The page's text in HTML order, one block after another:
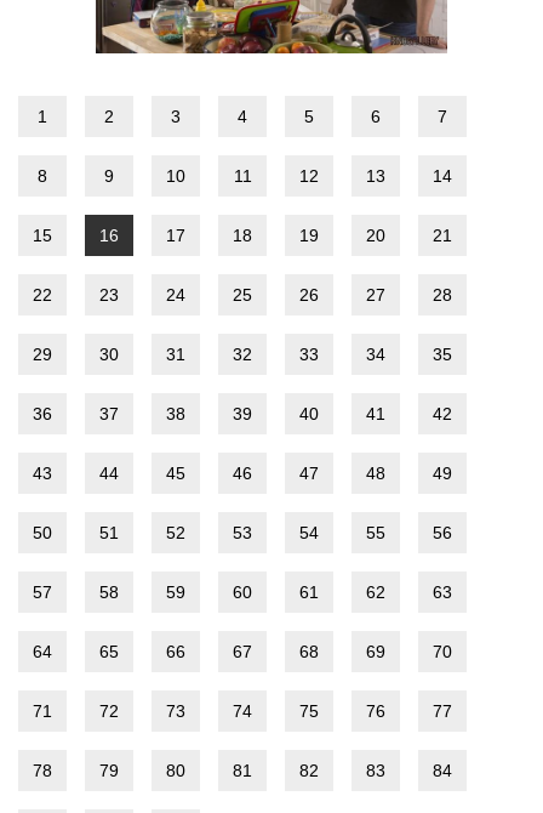
1 2 3 4 5 6 7
8 9 10 11 12 13 14
15 16 17 18 19 20 21
22 23 24 25 26 27 28
29 30 31 32 33 34 35
36 37 38 39 40 41 42
43 44 45 46 47 48 49
50 51 52 53 54 55 56
57 58 59 60 61 62 63
64 65 66 67 68 69 70
71 72 73 74 75 76 77
78 79 80 81 82 83 84